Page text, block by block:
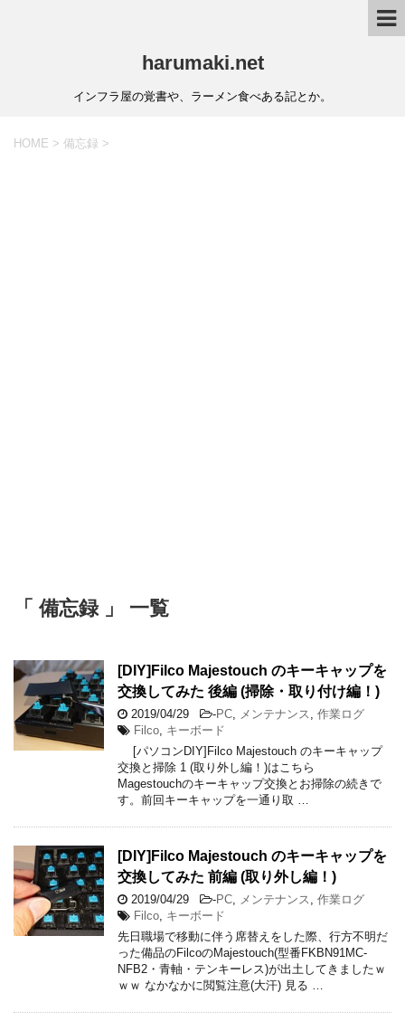
harumaki.net
インフラ屋の覚書や、ラーメン食べある記とか。
HOME > 備忘録 >
「 備忘録 」 一覧
[DIY]Filco Majestouch のキーキャップを
交換してみた 後編 (掃除・取り付け編！)
2019/04/29 -PC, メンテナンス , 作業ログ
Filco, キーボード
[パソコンDIY]Filco Majestouch のキーキャップ
交換と掃除 1 (取り外し編！)はこちら
Magestouchのキーキャップ交換とお掃除の続きで
す。前回キーキャップを一通り取 …
[DIY]Filco Majestouch のキーキャップを
交換してみた 前編 (取り外し編！)
2019/04/29 -PC, メンテナンス , 作業ログ
Filco, キーボード
先日職場で移動に伴う席替えをした際、行方不明だ
った備品のFilcoのMajestouch(型番FKBN91MC-
NFB2・青軸・テンキーレス)が出土してきましたｗ
ｗｗ なかなかに閲覧注意(大汗) 見る …